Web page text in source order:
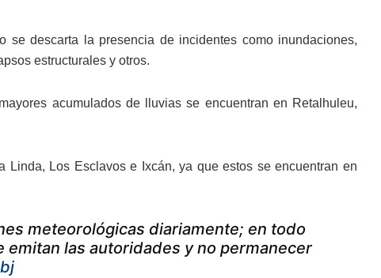
se descarta la presencia de incidentes como inundaciones,
estructurales y otros.
acumulados de lluvias se encuentran en Retalhuleu,
Los Esclavos e Ixcán, ya que estos se encuentran en
meteorológicas diariamente; en todo
las autoridades y no permanecer